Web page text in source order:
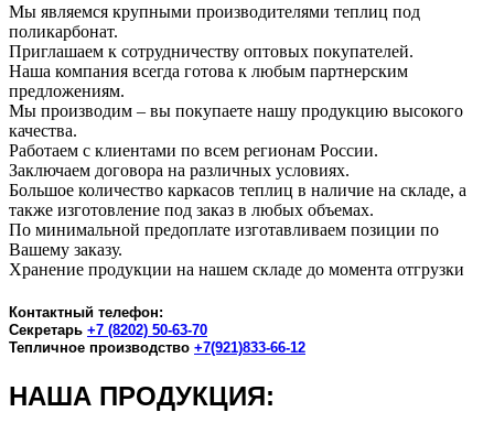
Мы являемся крупными производителями теплиц под
поликарбонат.
Приглашаем к сотрудничеству оптовых покупателей.
Наша компания всегда готова к любым партнерским
предложениям.
Мы производим – вы покупаете нашу продукцию высокого
качества.
Работаем с клиентами по всем регионам России.
Заключаем договора на различных условиях.
Большое количество каркасов теплиц в наличие на складе, а
также изготовление под заказ в любых объемах.
По минимальной предоплате изготавливаем позиции по
Вашему заказу.
Хранение продукции на нашем складе до момента отгрузки
Контактный телефон:
Секретарь +7 (8202) 50-63-70
Тепличное производство +7(921)833-66-12
НАША ПРОДУКЦИЯ: